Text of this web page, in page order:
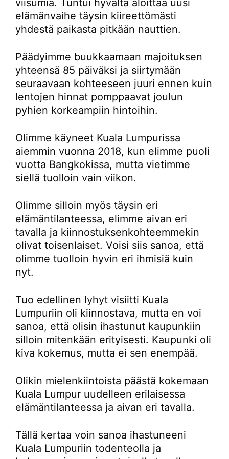
viisumia. Tuntui hyvältä aloittaa uusi
elämänvaihe täysin kiireettömästi
yhdestä paikasta pitkään nauttien.
Päädyimme buukkaamaan majoituksen
yhteensä 85 päiväksi ja siirtymään
seuraavaan kohteeseen juuri ennen kuin
lentojen hinnat pomppaavat joulun
pyhien korkeampiin hintoihin.
Olimme käyneet Kuala Lumpurissa
aiemmin vuonna 2018, kun elimme puoli
vuotta Bangkokissa, mutta vietimme
siellä tuolloin vain viikon.
Olimme silloin myös täysin eri
elämäntilanteessa, elimme aivan eri
tavalla ja kiinnostuksenkohteemmekin
olivat toisenlaiset. Voisi siis sanoa, että
olimme tuolloin hyvin eri ihmisiä kuin
nyt.
Tuo edellinen lyhyt visiitti Kuala
Lumpuriin oli kiinnostava, mutta en voi
sanoa, että olisin ihastunut kaupunkiin
silloin mitenkään erityisesti. Kaupunki oli
kiva kokemus, mutta ei sen enempää.
Olikin mielenkiintoista päästä kokemaan
Kuala Lumpur uudelleen erilaisessa
elämäntilanteessa ja aivan eri tavalla.
Tällä kertaa voin sanoa ihastuneeni
Kuala Lumpuriin todenteolla ja